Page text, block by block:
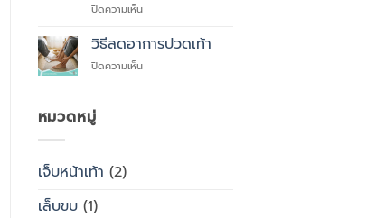
แทนที่
ซื้อ
ทั่วไป
รองเท้า
ไหน
ปิดความเห็นบน
สุขภาพ
รองเท้า
วิธีลดอาการปวดเท้า
ปิดความเห็นบน
หมวดหมู่
เจ็บหน้าเท้า (2)
เล็บขบ(1)